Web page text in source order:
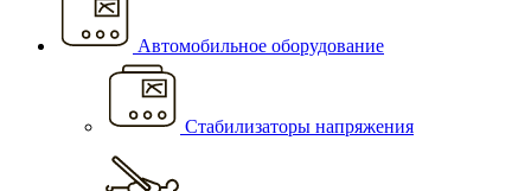
Автомобильное оборудование
Стабилизаторы напряжения